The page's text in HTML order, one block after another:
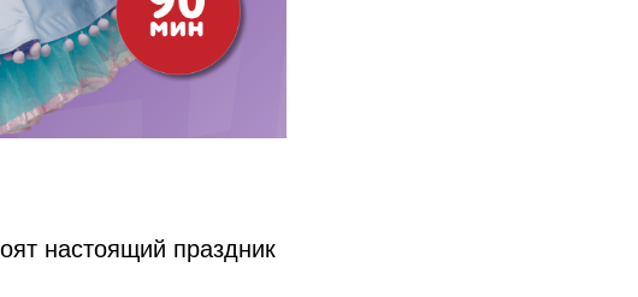
настоящий праздник